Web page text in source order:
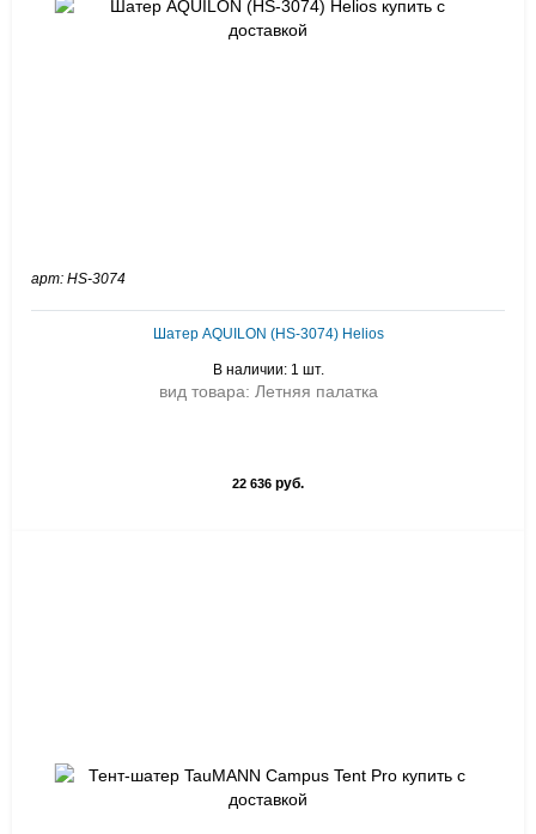
арт: HS-3074
Шатер AQUILON (HS-3074) Helios
В наличии: 1 шт.
вид товара: Летняя палатка
22 636 руб.